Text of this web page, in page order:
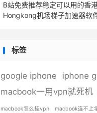
B站免费推荐稳定可以用的香
Hongkong机场梯子加速器软
标签
google iphone
iphone
macbook一用vpn就死机
macbook怎么挂vpn macbook连不上